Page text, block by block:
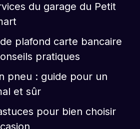
du garage du Petit
plafond carte bancaire
pratiques
pneu : guide pour un
et sûr
pour bien choisir